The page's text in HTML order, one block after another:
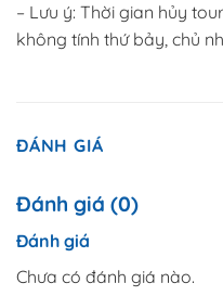
– Lưu ý: Thời gian hủy
không tính thứ bảy, chủ
ĐÁNH GIÁ
Đánh giá (0)
Đánh giá
Chưa có đánh giá nào.